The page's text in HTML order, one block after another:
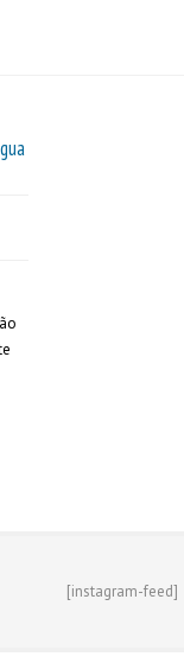
[instagram-feed]